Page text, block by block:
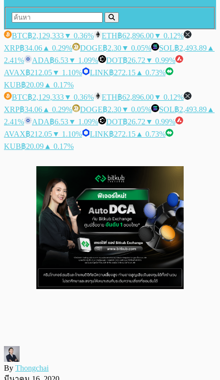
BTC฿2,129,333▼ 0.36% ETH฿62,896.00▼ 0.12%
XRP฿34.06 ▲ 0.29% DOGE฿2.30▼ 0.05% SOL฿2,493.89 ▲
2.41%
ADA฿6.53▼ 1.09% DOT฿26.72 ▼ 0.99%
AVAX฿212.05▼ 1.10% LINK฿272.15 ▲ 0.73%
KUB฿20.09 ▲ 0.17%
BTC฿2,129,333▼ 0.36% ETH฿62,896.00▼ 0.12%
XRP฿34.06 ▲ 0.29% DOGE฿2.30▼ 0.05% SOL฿2,493.89 ▲
2.41%
ADA฿6.53▼ 1.09% DOT฿26.72 ▼ 0.99%
AVAX฿212.05▼ 1.10% LINK฿272.15 ▲ 0.73%
KUB฿20.09 ▲ 0.17%
By Thongchai